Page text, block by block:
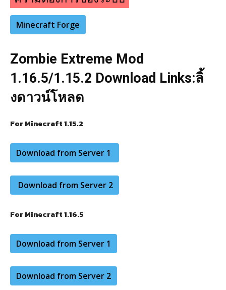
Minecraft Forge
Zombie Extreme Mod
1.16.5/1.15.2 Download Links:ลิ้
งดาวน์โหลด
For Minecraft 1.15.2
Download from Server 1
Download from Server 2
For Minecraft 1.16.5
Download from Server 1
Download from Server 2